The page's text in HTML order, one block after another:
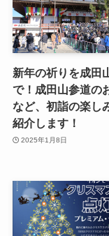
新年の祈りを成田
で！成田山参道の
など、初詣の楽し
紹介します！
2025年1月8日